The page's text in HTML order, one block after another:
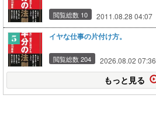
閲覧総数 10 2011.08.28 04:07
イヤな仕事の片付け方。
閲覧総数 204 2026.08.02 07:36
もっと見る